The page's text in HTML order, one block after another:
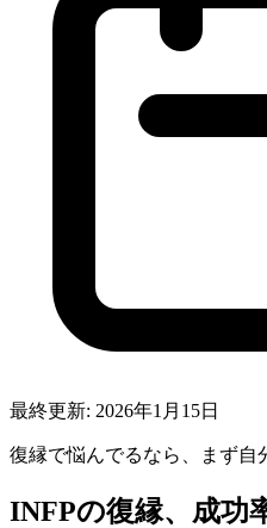
最終更新: 2026年1月15日
復縁で悩んでるなら、まず自
INFPの復縁、成功